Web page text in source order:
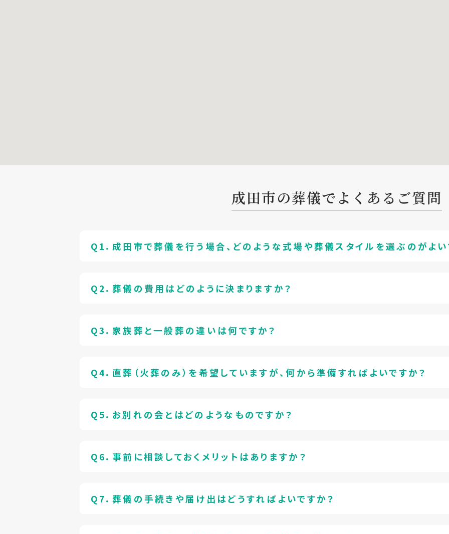
成田市の葬儀でよくあるご質問
Q1．成田市で葬儀を行う場合、どのような式場や葬儀スタイルを選ぶのがよい
Q2．葬儀の費用はどのように決まりますか？
Q3．家族葬と一般葬の違いは何ですか？
Q4．直葬（火葬のみ）を希望していますが、何から準備すればよいですか？
Q5．お別れの会とはどのようなものですか？
Q6．事前に相談しておくメリットはありますか？
Q7．葬儀の手続きや届け出はどうすればよいですか？